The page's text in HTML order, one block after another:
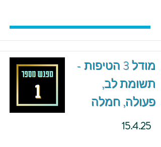
מודל 3 הטיפות -
תשומת לב,
פעולה, חמלה
15.4.25